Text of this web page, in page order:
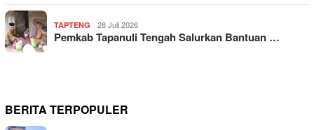
TAPTENG 28 Juli 2026
Pemkab Tapanuli Tengah Salurkan Bantuan …
BERITA TERPOPULER